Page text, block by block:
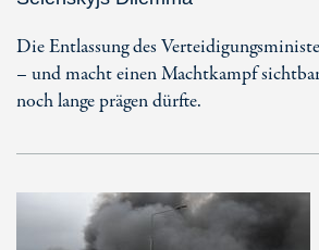
Die Entlassung des
– und macht einen Machtkampf
noch lange prägen dürfte.